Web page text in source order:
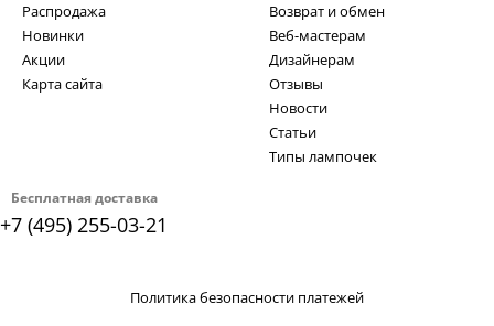
Бесплатная доставка
+7 (495) 255-03-21
Распродажа
Новинки
Акции
Карта сайта
Возврат и обмен
Веб-мастерам
Дизайнерам
Отзывы
Новости
Статьи
Типы лампочек
Политика безопасности платежей